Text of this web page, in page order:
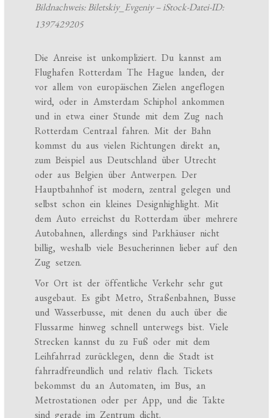
Bildnachweis: Biletskiy_Evgeniy – iStock-Datei-ID:
1397429205
Die Anreise ist unkompliziert. Du kannst am
Flughafen Rotterdam The Hague landen, der
vor allem von europäischen Zielen angeflogen
wird, oder in Amsterdam Schiphol ankommen
und in etwa einer Stunde mit dem Zug nach
Rotterdam Centraal fahren. Mit der Bahn
kommst du aus vielen Richtungen direkt an,
zum Beispiel aus Deutschland über Utrecht
oder aus Belgien über Antwerpen. Der
Hauptbahnhof ist modern, zentral gelegen und
selbst schon ein kleines Designhighlight. Mit
dem Auto erreichst du Rotterdam über mehrere
Autobahnen, allerdings sind Parkhäuser nicht
billig, weshalb viele Besucherinnen lieber auf den
Zug setzen.
Vor Ort ist der öffentliche Verkehr sehr gut
ausgebaut. Es gibt Metro, Straßenbahnen, Busse
und Wasserbusse, mit denen du auch über die
Flussarme hinweg schnell unterwegs bist. Viele
Strecken kannst du zu Fuß oder mit dem
Leihfahrrad zurücklegen, denn die Stadt ist
fahrradfreundlich und relativ flach. Tickets
bekommst du an Automaten, im Bus, an
Metrostationen oder per App, und die Takte
sind gerade im Zentrum dicht.